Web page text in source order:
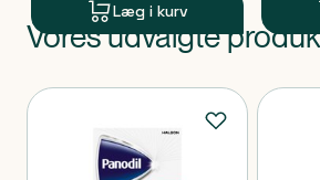
Læg i kurv
Produkt 1 af 0
Vores udvalgte
Produkter